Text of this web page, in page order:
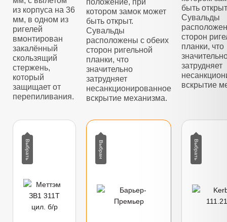
из корпуса на 36
мм, в одном из
ригелей
вмонтирован
закалённый
скользящий
стержень,
который
защищает от
перепиливания.
положение, при
котором замок может
быть открыт.
Сувальды
расположены с обеих
сторон ригельной
планки, что
значительно
затрудняет
несанкционированное
вскрытие механизма.
быть
Сувальды
сторон
планки, что
затрудняет
вскрытие